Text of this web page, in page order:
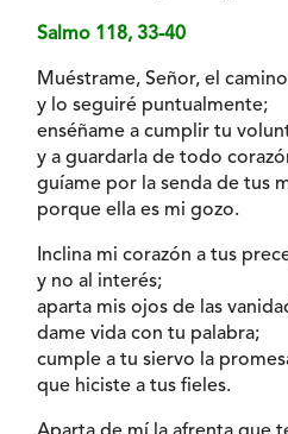
Salmo 118, 33-40
Muéstrame, Señor, el
y lo seguiré puntualmente;
enséñame a cumplir tu
y a guardarla de todo
guíame por la senda de tus
porque ella es mi gozo.
Inclina mi corazón a tus
y no al interés;
aparta mis ojos de las
dame vida con tu palabra;
cumple a tu siervo la
que hiciste a tus fieles.